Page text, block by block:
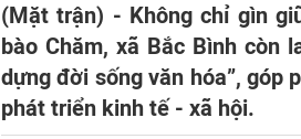
(Mặt trận) - Không chỉ gìn
bào Chăm, xã Bắc Bình còn
dựng đời sống văn hóa”, góp
phát triển kinh tế - xã hội.